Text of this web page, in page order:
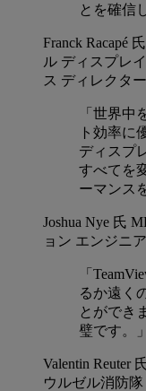
とを確信
Franck Racapé 氏
ル ディスプレ
ス ディレクター
「世界中
ト効率に
ディスプ
すべてを
ーマンス
Joshua Nye 氏
ョン エンジニア
「
るか遠く
とができ
璧です。」
Valentin Reuter
ウルゼル消防